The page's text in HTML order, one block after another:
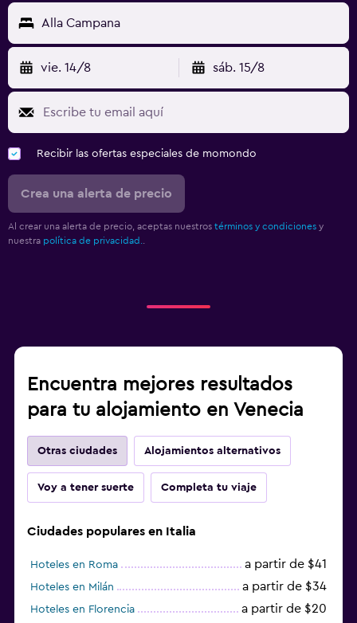
Alla Campana
vie. 14/8 sáb. 15/8
Recibir las ofertas especiales de momondo
Crea una alerta de precio
Al crear una alerta de precio, aceptas nuestros términos y condiciones y
nuestra política de privacidad.
Encuentra mejores resultados
para tu alojamiento en Venecia
Otras ciudades Alojamientos alternativos
Voy a tener suerte Completa tu viaje
Ciudades populares en Italia
Hoteles en Roma a partir de $41
Hoteles en Milán a partir de $34
Hoteles en Florencia a partir de $20